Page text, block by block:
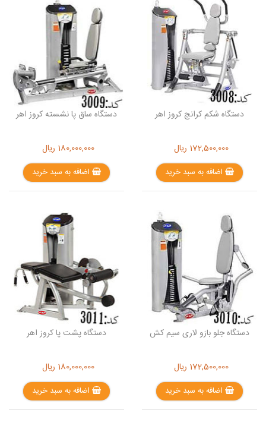
دستگاه شکم کرانچ کروز اهر
172,500,000 ریال
اضافه به سبد خرید
دستگاه ساق پا نشسته کروز اهر
180,000,000 ریال
اضافه به سبد خرید
دستگاه جلو بازو لاری سیم کش
172,500,000 ریال
اضافه به سبد خرید
دستگاه پشت پا کروز اهر
180,000,000 ریال
اضافه به سبد خرید